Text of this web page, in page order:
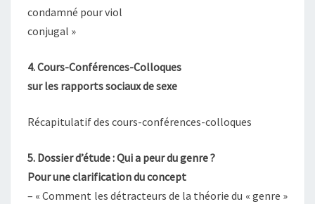
condamné pour viol
conjugal »
4. Cours-Conférences-Colloques
sur les rapports sociaux de sexe
Récapitulatif des cours-conférences-colloques
5. Dossier d’étude : Qui a peur du genre ?
Pour une clarification du concept
– « Comment les détracteurs de la théorie du « genre »